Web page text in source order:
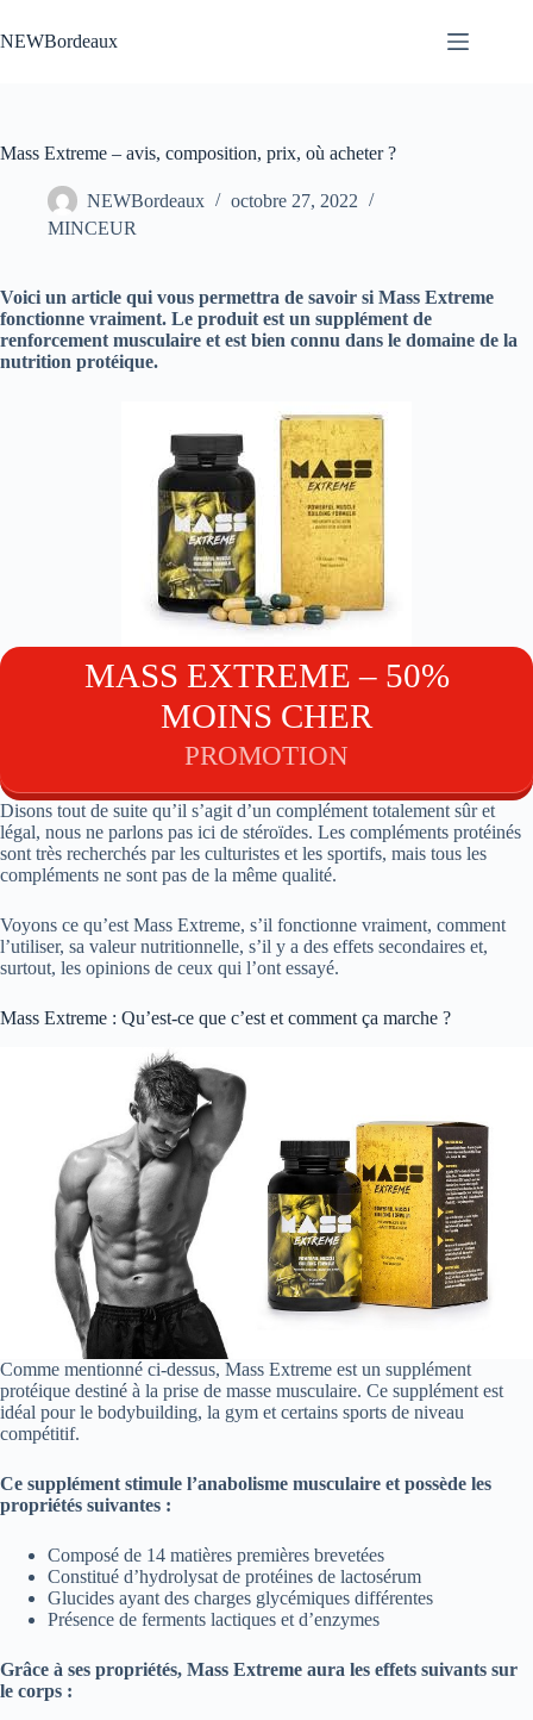
au
contenu
NEWBordeaux
Mass Extreme – avis, composition, prix, où acheter ?
NEWBordeaux
octobre 27, 2022
MINCEUR
Voici un article qui vous permettra de savoir si Mass Extreme
fonctionne vraiment. Le produit est un supplément de
renforcement musculaire et est bien connu dans le domaine de la
nutrition protéique.
MASS EXTREME – 50%
MOINS CHER
PROMOTION
Disons tout de suite qu’il s’agit d’un complément totalement sûr et
légal, nous ne parlons pas ici de stéroïdes. Les compléments protéinés
sont très recherchés par les culturistes et les sportifs, mais tous les
compléments ne sont pas de la même qualité.
Voyons ce qu’est Mass Extreme, s’il fonctionne vraiment, comment
l’utiliser, sa valeur nutritionnelle, s’il y a des effets secondaires et,
surtout, les opinions de ceux qui l’ont essayé.
Mass Extreme : Qu’est-ce que c’est et comment ça marche ?
Comme mentionné ci-dessus, Mass Extreme est un supplément
protéique destiné à la prise de masse musculaire. Ce supplément est
idéal pour le bodybuilding, la gym et certains sports de niveau
compétitif.
Ce supplément stimule l’anabolisme musculaire et possède les
propriétés suivantes :
Composé de 14 matières premières brevetées
Constitué d’hydrolysat de protéines de lactosérum
Glucides ayant des charges glycémiques différentes
Présence de ferments lactiques et d’enzymes
Grâce à ses propriétés, Mass Extreme aura les effets suivants sur
le corps :